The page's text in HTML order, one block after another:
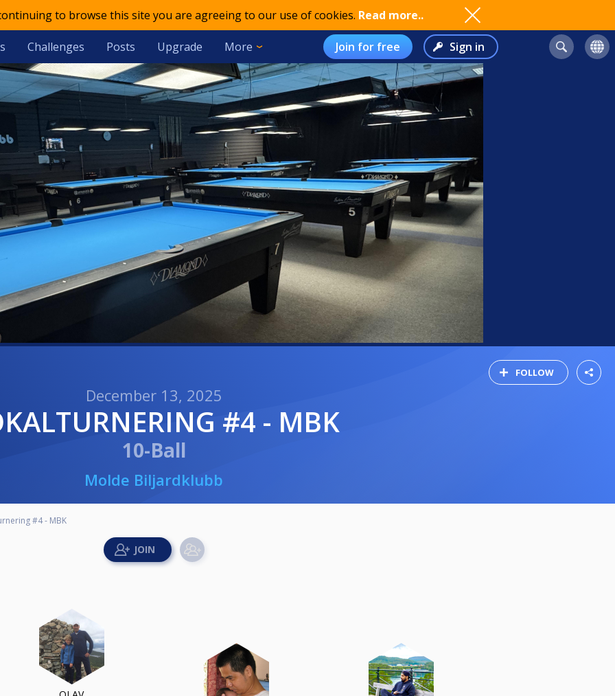
to browse this site you are agreeing to our use of cookies. Read more..
Challenges Posts Upgrade More Join for free Sign in
FOLLOW
December 13, 2025
#4 - MBK
10-Ball
Molde Biljardklubb
#4 - MBK